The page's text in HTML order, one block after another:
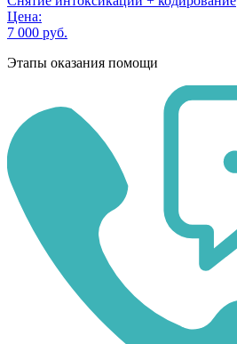
Цена:
7 000 руб.
Этапы оказания помощи